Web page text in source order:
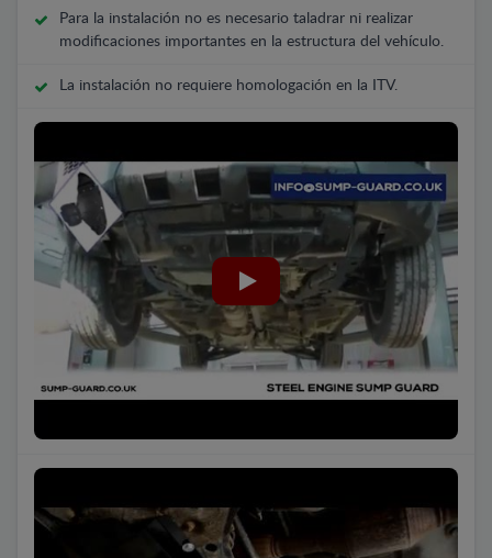
Para la instalación no es necesario taladrar ni realizar
modificaciones importantes en la estructura del vehículo.
La instalación no requiere homologación en la ITV.